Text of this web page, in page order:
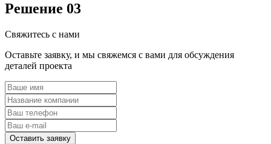
Решение 03
Свяжитесь с нами
Оставьте заявку, и мы свяжемся с вами для обсуждения
деталей проекта